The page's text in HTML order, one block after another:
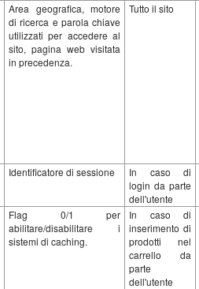
Area geografica, motore
di ricerca e parola chiave
utilizzati per accedere al
sito, pagina web visitata
in precedenza.
Tutto il sito
Identificatore di sessione
In caso di
login da parte
dell'utente
Flag 0/1 per
abilitare/disabilitare i
sistemi di caching.
In caso di
inserimento di
prodotti nel
carrello da
parte
dell'utente